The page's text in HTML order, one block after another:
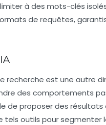
à des mots-clés
de requêtes,
est une autre
des comportements
de proposer des
tels outils pour segmenter